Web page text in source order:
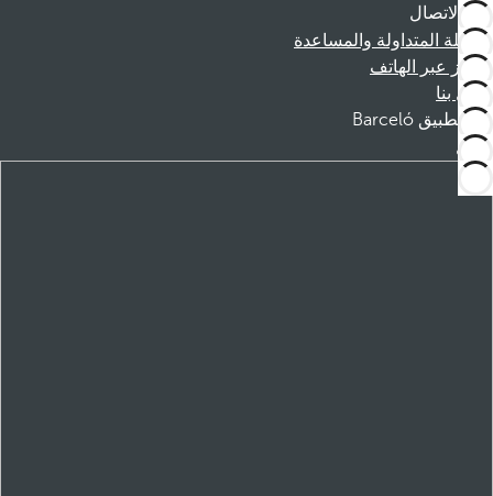
الاتصال
الأسئلة المتداولة والمساعدة
الحجز عبر الهاتف
اتصل بنا
تطبيق Barceló
تنزيل